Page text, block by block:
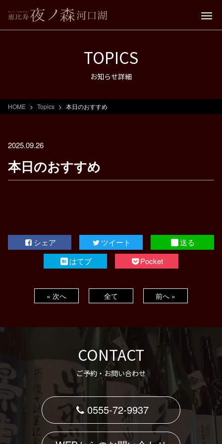
TOPICS
お知らせ詳細
HOME Topics 本日のおすすめ
2025.09.26
本日のおすすめ
シェア ツイート
送る
はてブ
Pocket
« 次へ 全て 前へ »
CONTACT
ご予約・お問い合わせ
0555-72-9937